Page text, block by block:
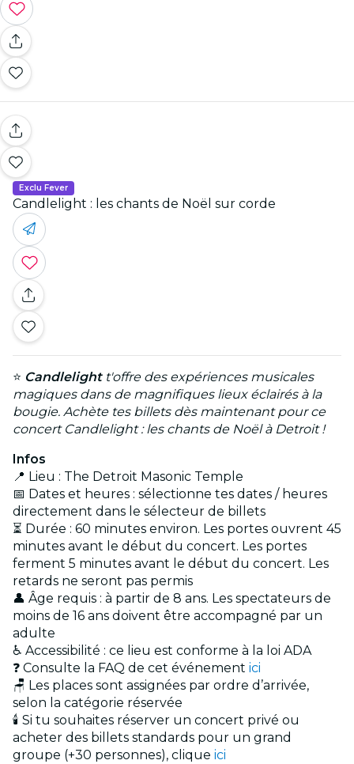
Exclu Fever
Candlelight : les chants de Noël sur corde
⭐ Candlelightt'offre des expériences musicales
magiques dans de magnifiques lieux éclairés à la
bougie. Achète tes billets dès maintenant pour ce
concert Candlelight : les chants de Noël à Detroit !
Infos
📍 Lieu : The Detroit Masonic Temple
📅 Dates et heures : sélectionne tes dates / heures
directement dans le sélecteur de billets
⏳ Durée : 60 minutes environ. Les portes ouvrent 45
minutes avant le début du concert. Les portes
ferment 5 minutes avant le début du concert. Les
retards ne seront pas permis
👤 Âge requis : à partir de 8 ans. Les spectateurs de
moins de 16 ans doivent être accompagné par un
adulte
♿ Accessibilité : ce lieu est conforme à la loi ADA
❓ Consulte la FAQ de cet événement ici
🪑 Les places sont assignées par ordre d’arrivée,
selon la catégorie réservée
🕯️ Si tu souhaites réserver un concert privé ou
acheter des billets standards pour un grand
groupe (+30 personnes), clique ici